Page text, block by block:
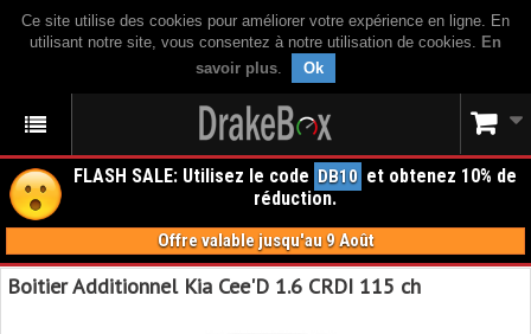
Ce site utilise des cookies pour améliorer votre expérience en ligne. En
utilisant notre site, vous consentez à notre utilisation de cookies. En
savoir plus. Ok
FLASH SALE: Utilisez le code DB10 et obtenez 10% de
réduction.
Offre valable jusqu'au 9 Août
Boitier Additionnel Kia Cee'D 1.6 CRDI 115 ch